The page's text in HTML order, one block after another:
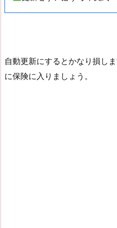
自動更新にするとかなり損し
に保険に入りましょう。